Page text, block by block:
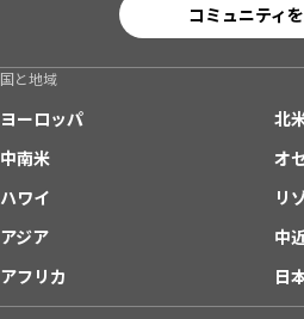
コミュニティ
国と地域
ヨーロッパ
北
中南米
オ
ハワイ
リ
アジア
中
アフリカ
日